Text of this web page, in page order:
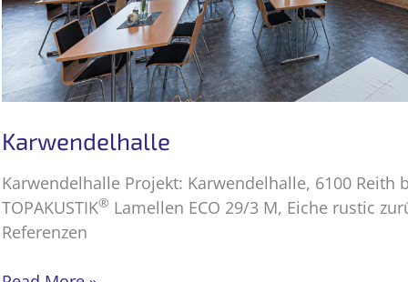
Karwendelhalle
Karwendelhalle Projekt: Karwendelhalle, 6100 Reith
TOPAKUSTIK® Lamellen ECO 29/3 M, Eiche rustic
Referenzen